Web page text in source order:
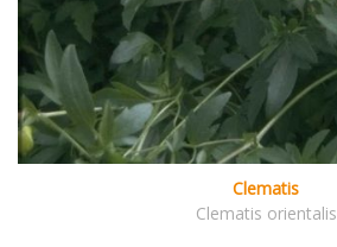
Clematis
Clematis orientalis